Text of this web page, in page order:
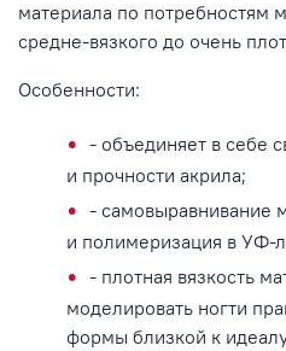
материала по потребностям
средне-вязкого до очень
Особенности:
- объединяет в себе
и прочности акрила;
- самовыравнивание
и полимеризация в УФ-
- плотная вязкость
моделировать ногти
формы близкой к